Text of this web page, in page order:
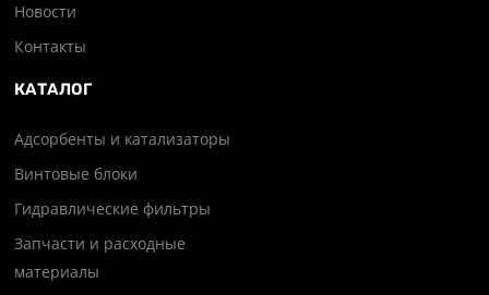
Новости
Контакты
КАТАЛОГ
Адсорбенты и катализаторы
Винтовые блоки
Гидравлические фильтры
Запчасти и расходные
материалы